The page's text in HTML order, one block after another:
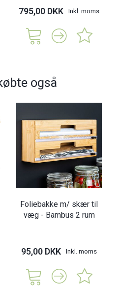
795,00 DKK Inkl. moms
også
Foliebakke m/ skær til
væg - Bambus 2 rum
95,00 DKK Inkl. moms